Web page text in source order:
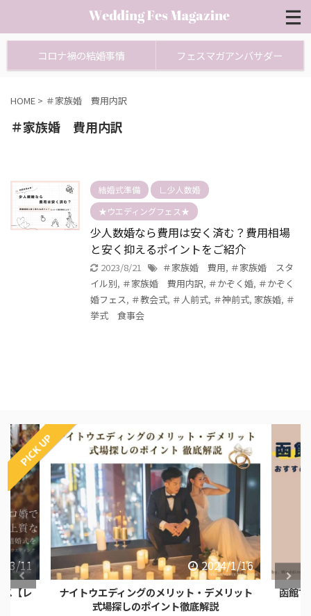
コロナ禍の結婚事情 フェスマガアンバサダー
HOME > ＃家族婚 費用内訳
＃家族婚 費用内訳
結婚式準備
∟少人数婚
★ウエディングフェス★
少人数婚なら費用は安く済む？費用相場
と安く抑えるポイントをご紹介
2023/8/21 ＃家族婚 費用, ＃家族婚 スタ
イル別, ＃家族婚 費用内訳, ＃かぞく婚, ＃かぞく
婚フェス, ＃教会式, ＃人前式, ＃神前式, 家族婚, ＃
挙式 食事会
PICK UP
3/11
【レ
2024/1/16
ナイトウエディングのメリット・デメリット
式場探しのポイント徹底解説
函館